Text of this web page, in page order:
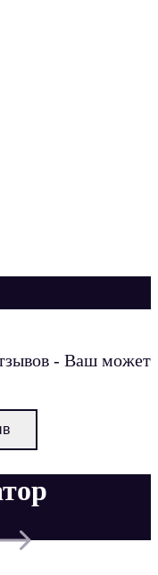
- Ваш может